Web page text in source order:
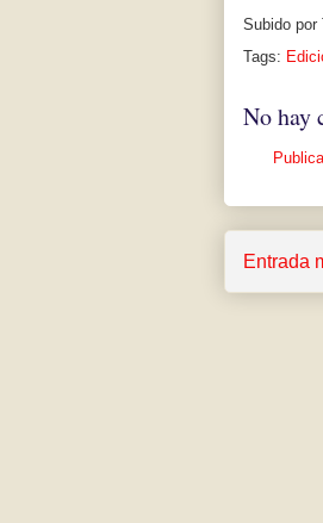
Subido por
Tags:
No hay
Entrada